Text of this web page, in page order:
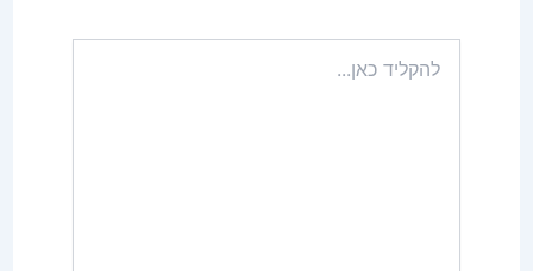
כאן...